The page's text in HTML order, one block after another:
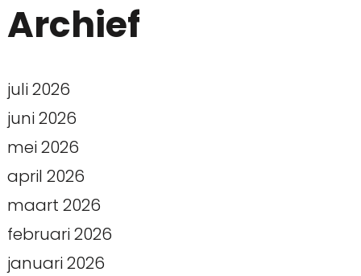
Archief
juli 2026
juni 2026
mei 2026
april 2026
maart 2026
februari 2026
januari 2026